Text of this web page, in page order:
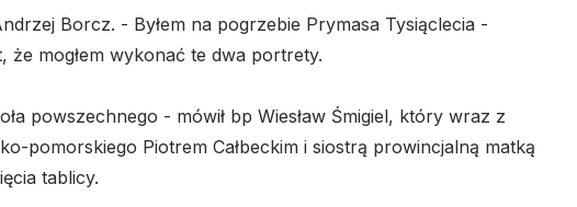
Borcz. - Byłem na pogrzebie Prymasa Tysiąclecia -
że mogłem wykonać te dwa portrety.
powszechnego - mówił bp Wiesław Śmigiel, który wraz z
pomorskiego Piotrem Całbeckim i siostrą prowincjalną matką
tablicy.